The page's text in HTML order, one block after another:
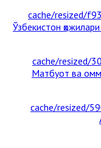
Ўзбекистон
Матбуот ва